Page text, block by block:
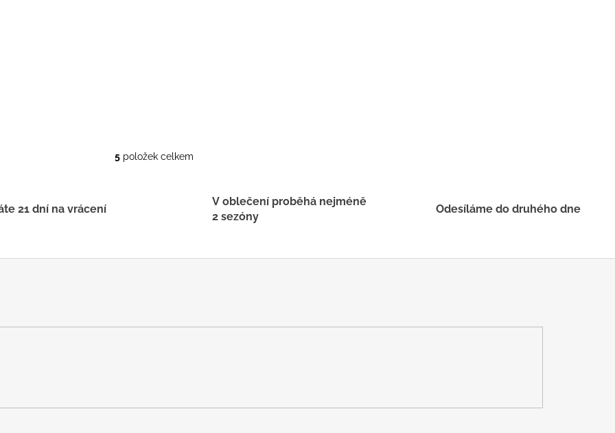
O
c
k
i
5položek celkem
21 dní na vrácení
V oblečení proběhá nejméně
2 sezóny
Odesíláme do druhého dne